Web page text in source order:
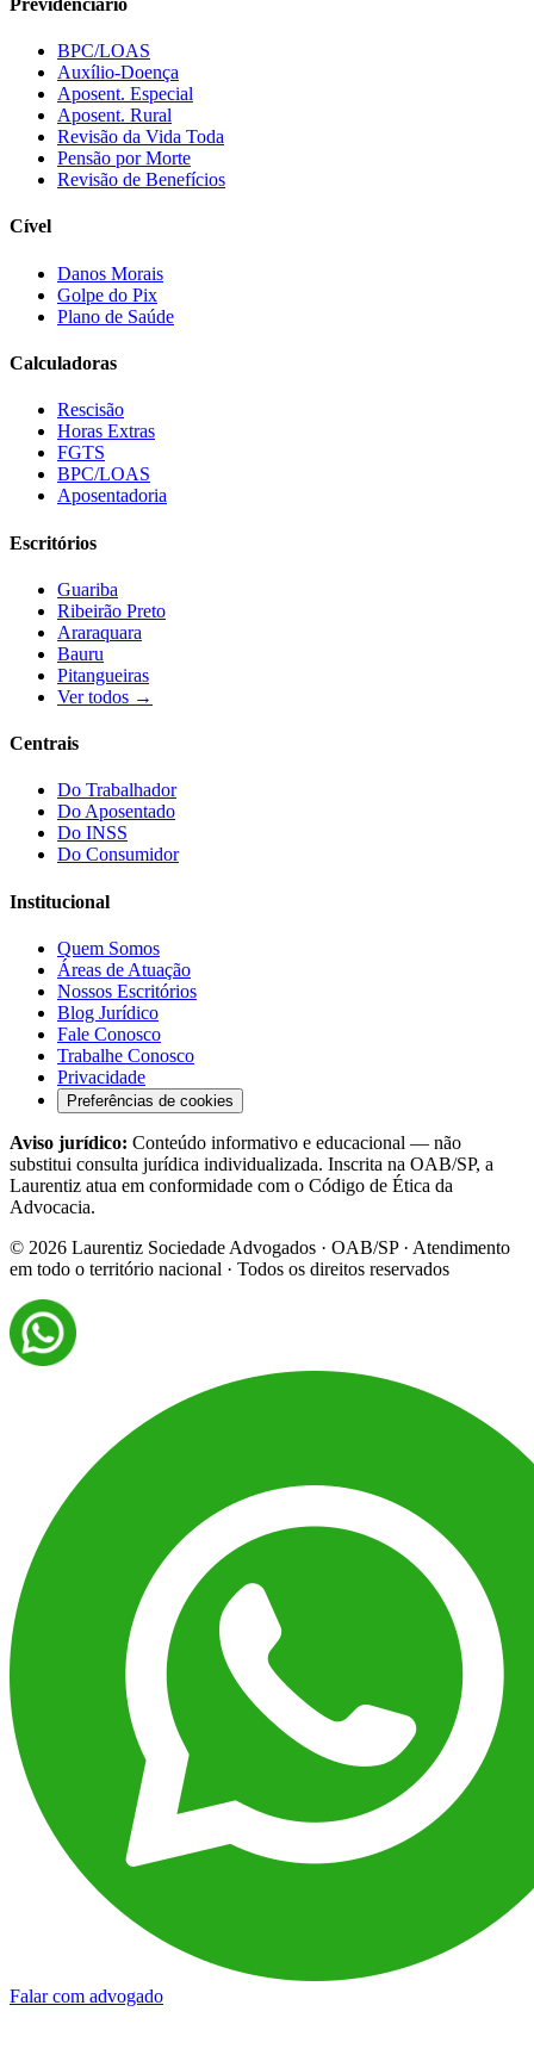
Previdenciário
BPC/LOAS
Auxílio-Doença
Aposent. Especial
Aposent. Rural
Revisão da Vida Toda
Pensão por Morte
Revisão de Benefícios
Cível
Danos Morais
Golpe do Pix
Plano de Saúde
Calculadoras
Rescisão
Horas Extras
FGTS
BPC/LOAS
Aposentadoria
Escritórios
Guariba
Ribeirão Preto
Araraquara
Bauru
Pitangueiras
Ver todos →
Centrais
Do Trabalhador
Do Aposentado
Do INSS
Do Consumidor
Institucional
Quem Somos
Áreas de Atuação
Nossos Escritórios
Blog Jurídico
Fale Conosco
Trabalhe Conosco
Privacidade
Preferências de cookies
Aviso jurídico: Conteúdo informativo e educacional — não
substitui consulta jurídica individualizada. Inscrita na OAB/SP, a
Laurentiz atua em conformidade com o Código de Ética da
Advocacia.
© 2026 Laurentiz Sociedade Advogados · OAB/SP · Atendimento
em todo o território nacional · Todos os direitos reservados
Falar com advogado